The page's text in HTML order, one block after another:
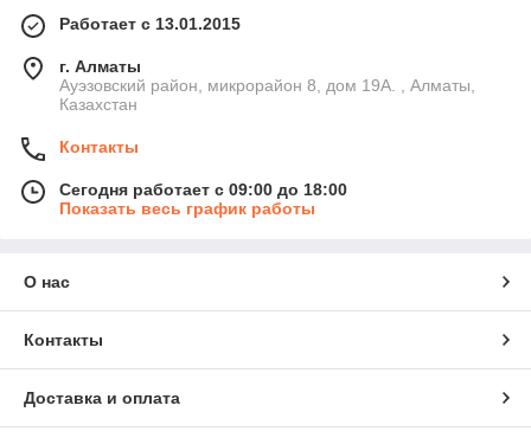
Работает с 13.01.2015
г. Алматы
Ауэзовский район, микрорайон 8, дом 19А. , Алматы,
Казахстан
Контакты
Сегодня работает с 09:00 до 18:00
Показать весь график работы
О нас
Контакты
Доставка и оплата